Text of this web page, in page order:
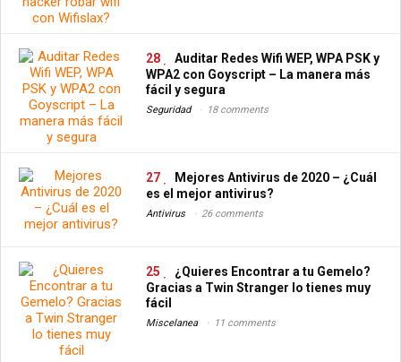
28
Auditar Redes Wifi WEP, WPA PSK y
WPA2 con Goyscript – La manera más
fácil y segura
Seguridad 18 comments
27
Mejores Antivirus de 2020 – ¿Cuál
es el mejor antivirus?
Antivirus 26 comments
25
¿Quieres Encontrar a tu Gemelo?
Gracias a Twin Stranger lo tienes muy
fácil
Miscelanea 11 comments